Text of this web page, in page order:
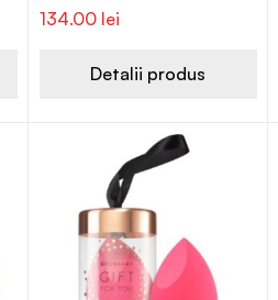
(pentru look perfect)
134.00 lei
Detalii produs